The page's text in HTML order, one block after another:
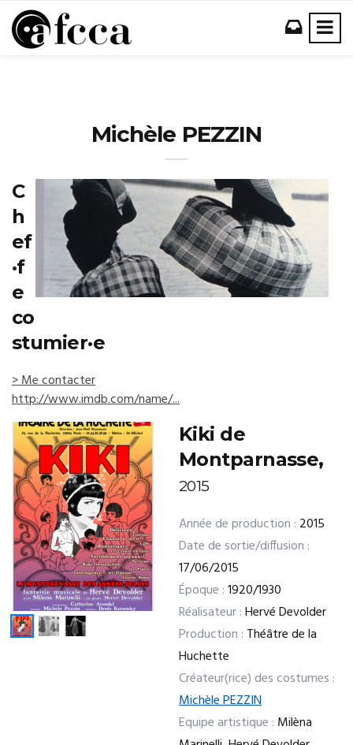
Michèle PEZZIN
C
h
ef
·f
e
co
stumier·e
> Me contacter
http://www.imdb.com/name/...
Kiki de
Montparnasse,
2015
Année de production : 2015
Date de sortie/diffusion :
17/06/2015
Époque :1920/1930
Réalisateur :Hervé Devolder
Production : Théâtre de la
Huchette
Créateur(rice) des costumes :
Michèle PEZZIN
Equipe artistique : Milèna